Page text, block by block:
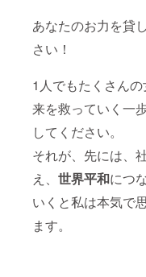
あなたのお力を貸
さい！
1人でもたくさん
来を救っていく一
してください。
それが、先には、
え、 世界平和につ
いくと私は本気で
ます。